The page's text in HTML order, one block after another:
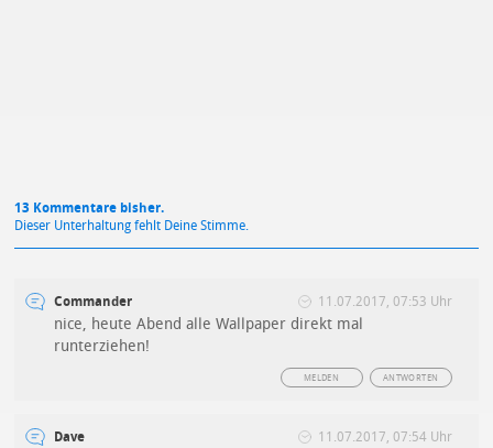
13 Kommentare bisher.
Dieser Unterhaltung fehlt Deine Stimme.
Commander 11.07.2017, 07:53 Uhr
nice, heute Abend alle Wallpaper direkt mal
runterziehen!
ANTWORTEN
MELDEN
Dave 11.07.2017, 07:54 Uhr